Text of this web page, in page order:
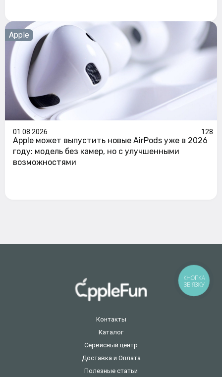
Apple
01.08.2026 128
Apple может выпустить новые AirPods уже в 2026
году: модель без камер, но с улучшенными
возможностями
Контакты
Каталог
Сервисный центр
Доставка и Оплата
Полезные статьи
КНОПКА
ЗВ'ЯЗКУ